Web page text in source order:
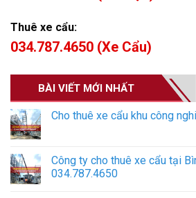
Thuê xe cẩu:
034.787.4650 (Xe Cẩu)
BÀI VIẾT MỚI NHẤT
Cho thuê xe cẩu khu công
Công ty cho thuê xe cẩu tại
034.787.4650